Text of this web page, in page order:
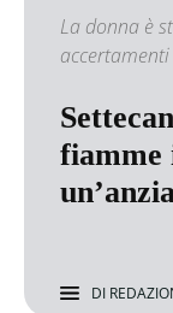
La donna è
accertamenti
fiamme
DI